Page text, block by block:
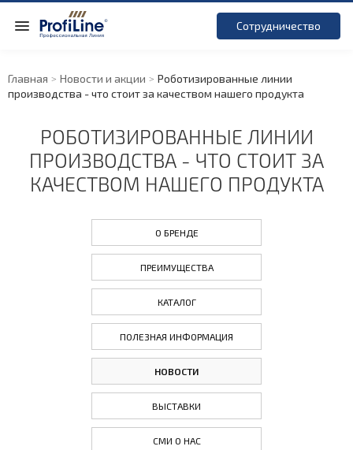
Сотрудничество
Главная Новости и акции
Роботизированные линии
производства - что стоит за качеством нашего продукта
РОБОТИЗИРОВАННЫЕ ЛИНИИ
ПРОИЗВОДСТВА - ЧТО СТОИТ ЗА
КАЧЕСТВОМ НАШЕГО ПРОДУКТА
О БРЕНДЕ
ПРЕИМУЩЕСТВА
КАТАЛОГ
ПОЛЕЗНАЯ ИНФОРМАЦИЯ
НОВОСТИ
ВЫСТАВКИ
СМИ О НАС